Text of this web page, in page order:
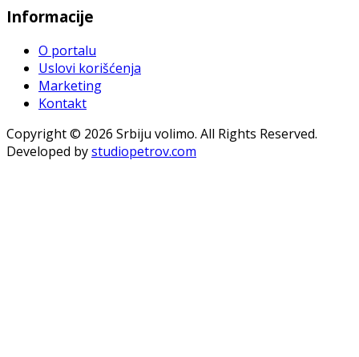
Informacije
O portalu
Uslovi korišćenja
Marketing
Kontakt
Copyright © 2026 Srbiju volimo. All Rights Reserved.
Developed bystudiopetrov.com